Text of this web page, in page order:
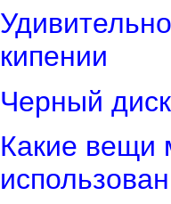
кипении
Черный
Какие вещи